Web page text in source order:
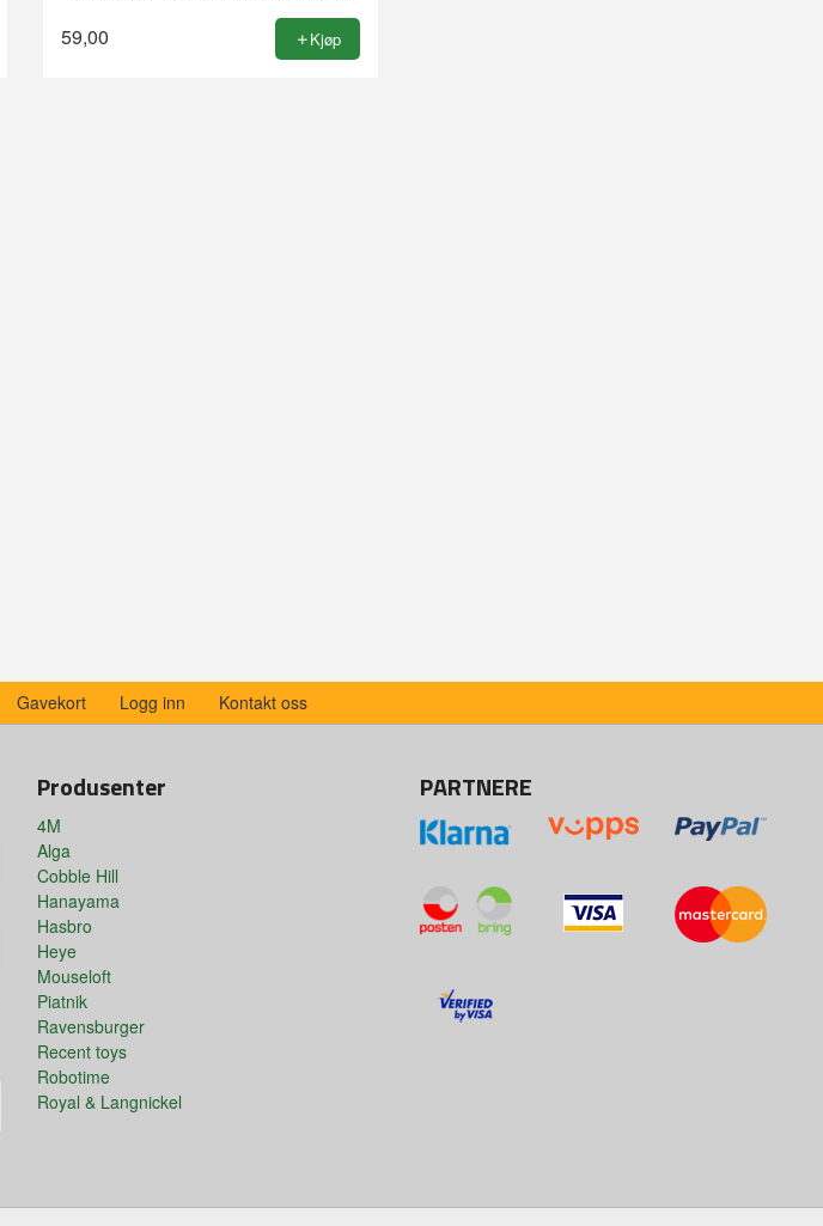
59,00 Kjøp
Gavekort Logg inn Kontakt oss
Produsenter
4M
Alga
Cobble Hill
Hanayama
Hasbro
Heye
Mouseloft
Piatnik
Ravensburger
Recent toys
Robotime
Royal & Langnickel
PARTNERE